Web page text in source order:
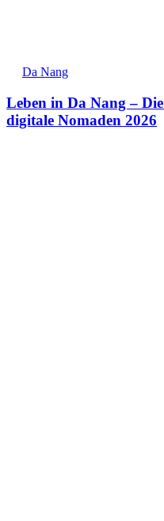
Da Nang
Leben in Da Nang –
digitale Nomaden 2026